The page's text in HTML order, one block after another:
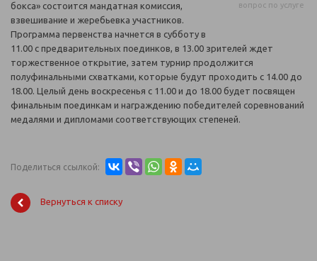
вопрос по услуге
бокса» состоится мандатная комиссия,
взвешивание и жеребьевка участников.
Программа первенства начнется в субботу в
11.00 с предварительных поединков, в 13.00 зрителей ждет
торжественное открытие, затем турнир продолжится
полуфинальными схватками, которые будут проходить с 14.00 до
18.00. Целый день воскресенья с 11.00 и до 18.00 будет посвящен
финальным поединкам и награждению победителей соревнований
медалями и дипломами соответствующих степеней.
Поделиться ссылкой:
Вернуться к списку